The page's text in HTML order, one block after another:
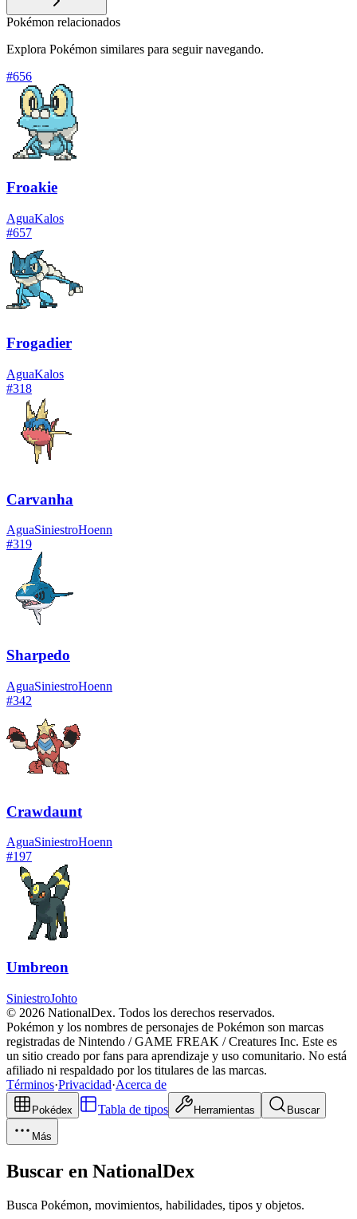
Pokémon relacionados
Explora Pokémon similares para seguir navegando.
#656
Froakie
AguaKalos
#657
Frogadier
AguaKalos
#318
Carvanha
AguaSiniestroHoenn
#319
Sharpedo
AguaSiniestroHoenn
#342
Crawdaunt
AguaSiniestroHoenn
#197
Umbreon
SiniestroJohto
© 2026 NationalDex. Todos los derechos reservados.
Pokémon y los nombres de personajes de Pokémon son marcas
registradas de Nintendo / GAME FREAK / Creatures Inc. Este es
un sitio creado por fans para aprendizaje y uso comunitario. No está
afiliado ni respaldado por los titulares de las marcas.
Términos·Privacidad·Acerca de
Pokédex Tabla de tipos Herramientas Buscar
Más
Buscar en NationalDex
Busca Pokémon, movimientos, habilidades, tipos y objetos.